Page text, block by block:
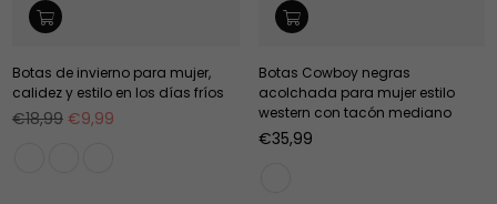
Botas de invierno para mujer,
calidez y estilo en los días fríos
Precio
€18,99 €9,99
Botas Cowboy negras
acolchada para mujer estilo
western con tacón mediano
Precio
€35,99